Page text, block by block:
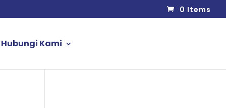
0 Items
Hubungi Kami